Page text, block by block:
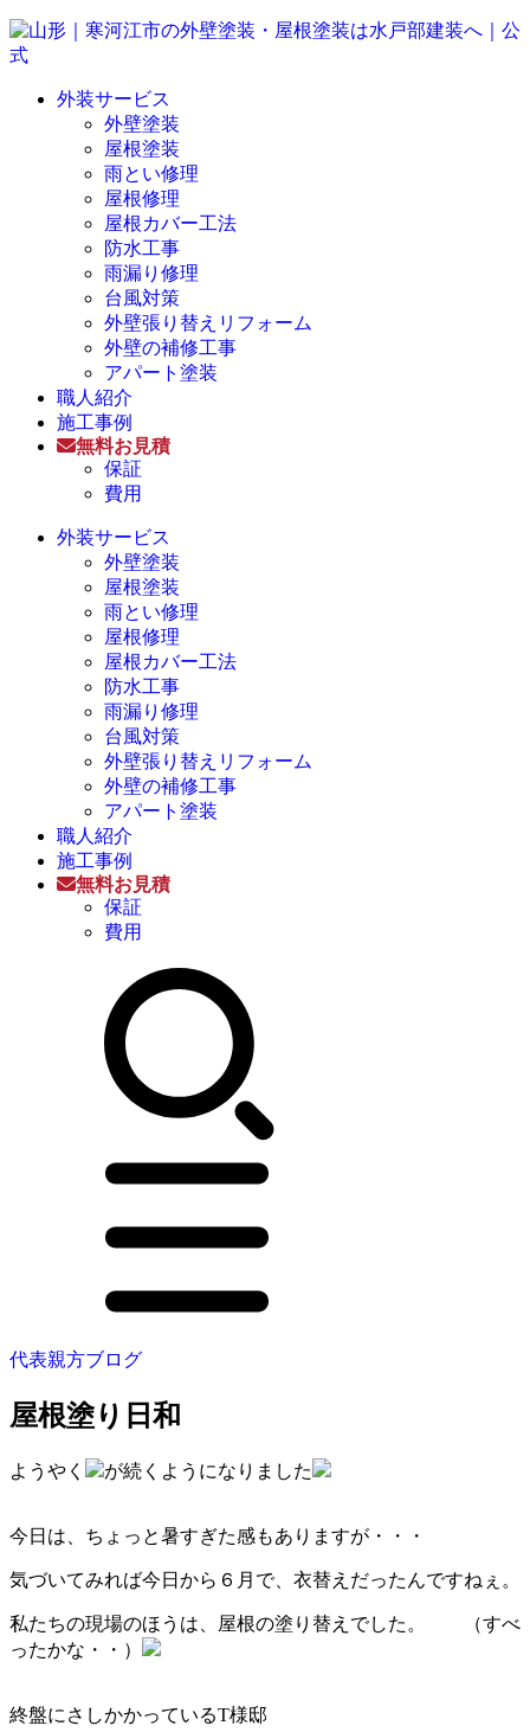
外装サービス
外壁塗装
屋根塗装
雨とい修理
屋根修理
屋根カバー工法
防水工事
雨漏り修理
台風対策
外壁張り替えリフォーム
外壁の補修工事
アパート塗装
職人紹介
施工事例
無料お見積
保証
費用
外装サービス
外壁塗装
屋根塗装
雨とい修理
屋根修理
屋根カバー工法
防水工事
雨漏り修理
台風対策
外壁張り替えリフォーム
外壁の補修工事
アパート塗装
職人紹介
施工事例
無料お見積
保証
費用
代表親方ブログ
屋根塗り日和
ようやく が続くようになりました
今日は、ちょっと暑すぎた感もありますが・・・
気づいてみれば今日から６月で、衣替えだったんですねぇ。
私たちの現場のほうは、屋根の塗り替えでした。 （すべ
ったかな・・）
終盤にさしかかっているТ様邸